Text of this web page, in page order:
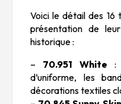
Voici le détail des 16
présentation de
historique :
– 70.951 White :
d’uniforme, les
décorations textiles